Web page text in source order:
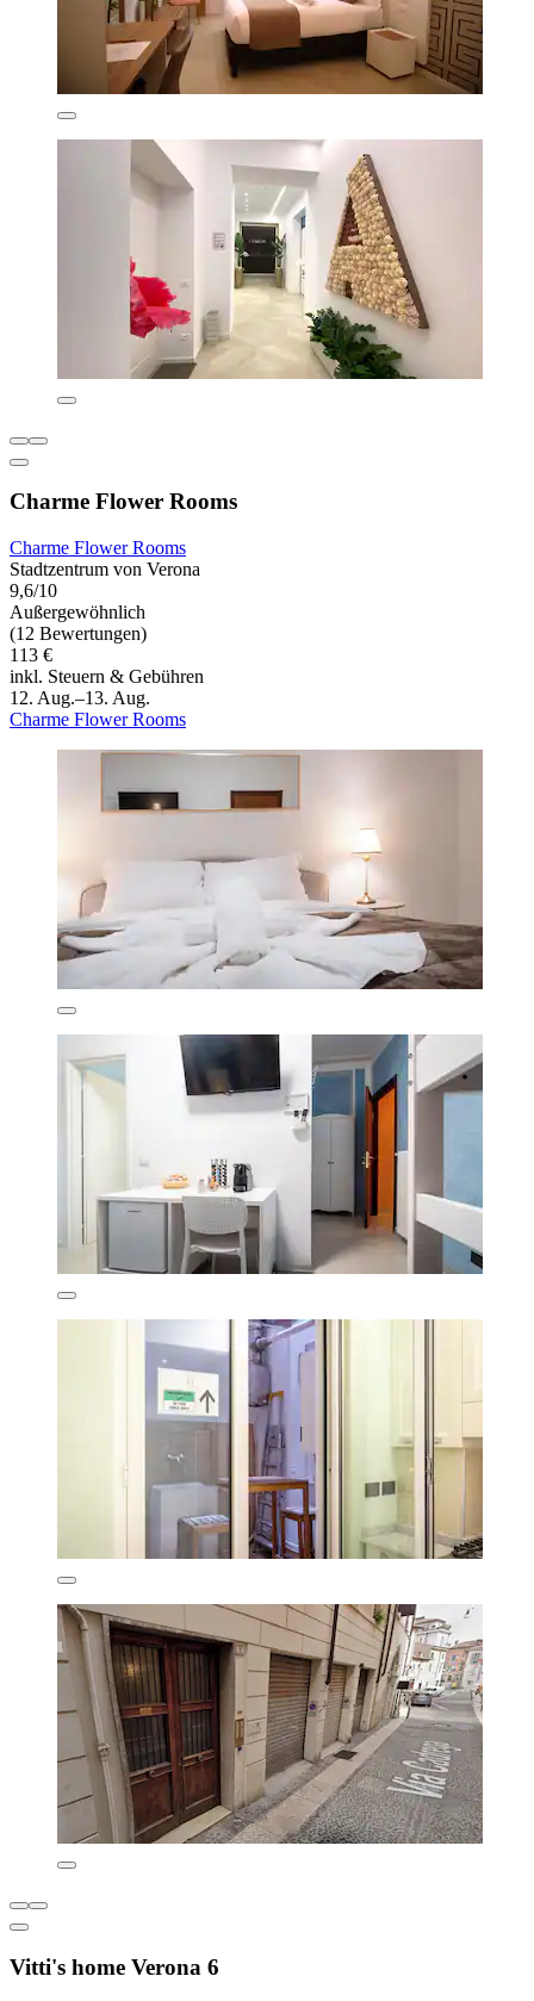
Charme Flower Rooms
Charme Flower Rooms
Stadtzentrum von Verona
9,6/10
Außergewöhnlich
(12 Bewertungen)
113 €
inkl. Steuern & Gebühren
12. Aug.–13. Aug.
Charme Flower Rooms
Vitti's home Verona 6